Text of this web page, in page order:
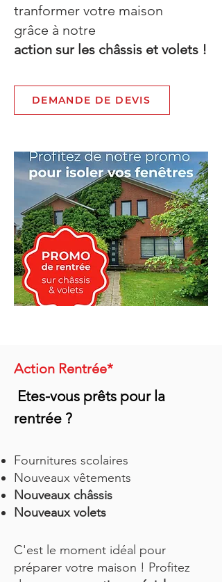
tranformer votre maison
grâce à notre
action sur les châssis et volets !
DEMANDE DE DEVIS
Action Rentrée*
Etes-vous prêts pour la
rentrée ?
Fournitures scolaires
Nouveaux vêtements
Nouveaux châssis
​Nouveaux volets
C'est le moment idéal pour
préparer votre maison ! Profitez